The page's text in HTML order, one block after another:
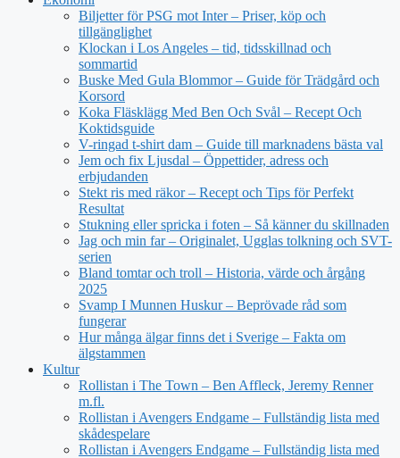
Biljetter för PSG mot Inter – Priser, köp och
tillgänglighet
Klockan i Los Angeles – tid, tidsskillnad och
sommartid
Buske Med Gula Blommor – Guide för Trädgård och
Korsord
Koka Fläsklägg Med Ben Och Svål – Recept Och
Koktidsguide
V-ringad t-shirt dam – Guide till marknadens bästa val
Jem och fix Ljusdal – Öppettider, adress och
erbjudanden
Stekt ris med räkor – Recept och Tips för Perfekt
Resultat
Stukning eller spricka i foten – Så känner du skillnaden
Jag och min far – Originalet, Ugglas tolkning och SVT-
serien
Bland tomtar och troll – Historia, värde och årgång
2025
Svamp I Munnen Huskur – Beprövade råd som
fungerar
Hur många älgar finns det i Sverige – Fakta om
älgstammen
Kultur
Rollistan i The Town – Ben Affleck, Jeremy Renner
m.fl.
Rollistan i Avengers Endgame – Fullständig lista med
skådespelare
Rollistan i Avengers Endgame – Fullständig lista med